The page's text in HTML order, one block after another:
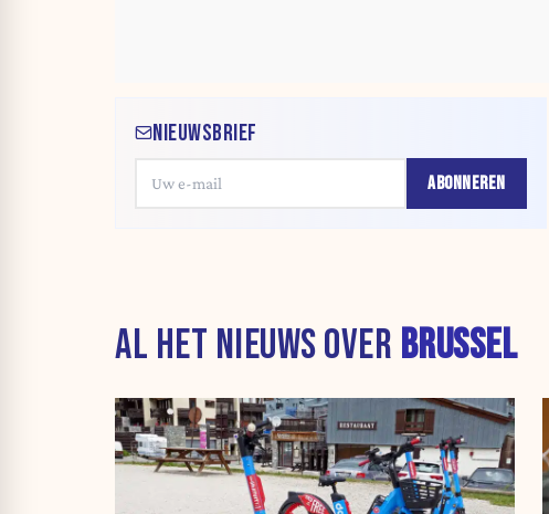
NIEUWSBRIEF
ABONNEREN
AL HET NIEUWS OVER BRUSSEL